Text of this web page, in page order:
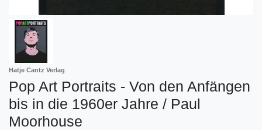
Hatje Cantz Verlag
Pop Art Portraits - Von den Anfängen
bis in die 1960er Jahre / Paul
Moorhouse